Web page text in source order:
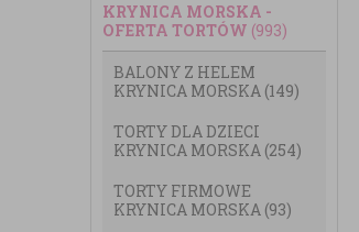
KRYNICA MORSKA -
OFERTA TORTÓW (993)
BALONY Z HELEM
KRYNICA MORSKA (149)
TORTY DLA DZIECI
KRYNICA MORSKA (254)
TORTY FIRMOWE
KRYNICA MORSKA (93)